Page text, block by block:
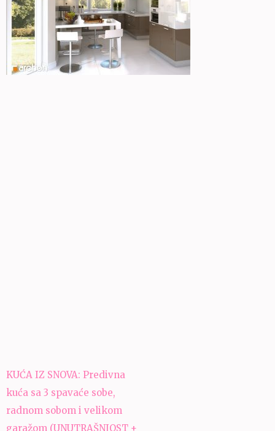
Navigacija
članaka
KUĆA IZ SNOVA: Predivna
kuća sa 3 spavaće sobe,
radnom sobom i velikom
garažom (UNUTRAŠNJOST +